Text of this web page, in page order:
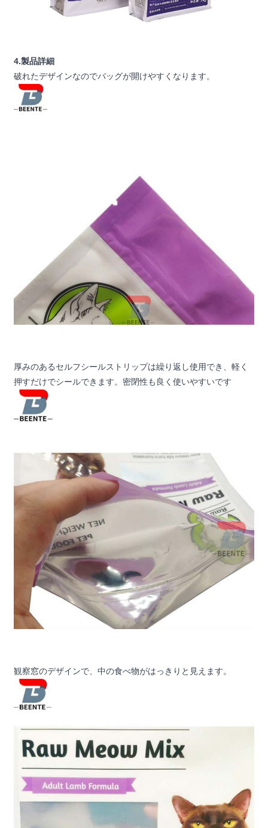
4.製品詳細
破れたデザインなのでバッグが開けやすくなります。
厚みのあるセルフシールストリップは繰り返し使用でき、軽く
押すだけでシールできます。密閉性も良く使いやすいです
観察窓のデザインで、中の食べ物がはっきりと見えます。